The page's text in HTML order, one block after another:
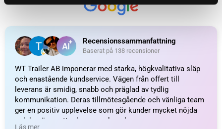
Recensionssammanfattning
Baserat på 138 recensioner
WT Trailer AB imponerar med starka, högkvalitativa släp
och enastående kundservice. Vägen från offert till
leverans är smidig, snabb och präglad av tydlig
kommunikation. Deras tillmötesgående och vänliga team
ger en positiv upplevelse som gör kunder mycket nöjda
och benägna att rekommendera dem.
Läs mer